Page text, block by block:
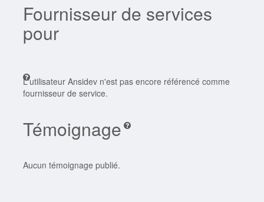
Fournisseur de services
pour
L'utilisateur Ansidev n'est pas encore référencé comme
fournisseur de service.
Témoignage
Aucun témoignage publié.